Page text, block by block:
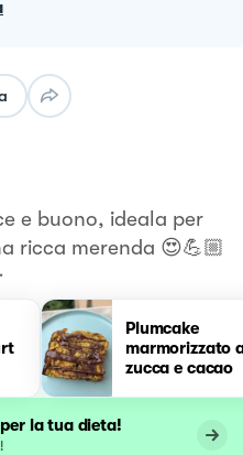
e buono, ideala per
ricca merenda 😍💪🏼
Plumcake
marmorizzato
zucca e cacao
la tua dieta!